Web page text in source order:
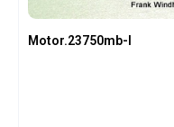
Motor.23750mb-l